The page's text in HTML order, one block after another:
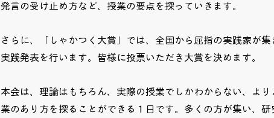
発言の受け止め方など、授業の要点を探っていきます。
さらに、「しゃかつく大賞」では、全国から屈指の実践家が集
実践発表を行います。 皆様に投票いただき大賞を決めます。
本会は、理論はもちろん、実際の授業でしかわからない、
より
業のあり方を探ることができる１日です。 多くの方が集い、研